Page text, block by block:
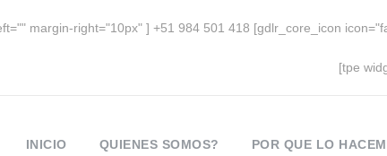
margin-right="10px" ] +51 984 501 418 [gdlr_core_icon
[tpe
INICIO QUIENES SOMOS? POR QUE LO